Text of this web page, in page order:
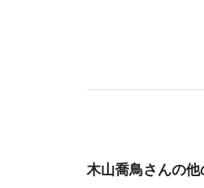
木山喬鳥さんの